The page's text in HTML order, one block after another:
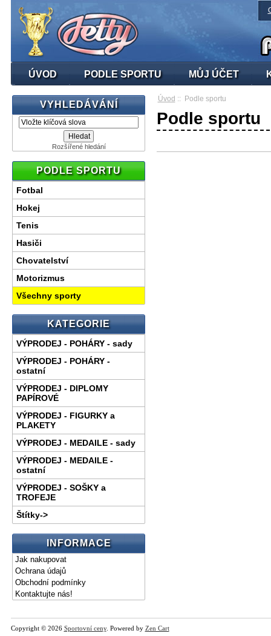
ÚVOD PODLE SPORTU MŮJ ÚČET
VYHLEDÁVÁNÍ
Rozšířené hledání
PODLE SPORTU
Fotbal
Hokej
Tenis
Hasiči
Chovatelství
Motorizmus
Všechny sporty
KATEGORIE
VÝPRODEJ - POHÁRY - sady
VÝPRODEJ - POHÁRY -
ostatní
VÝPRODEJ - DIPLOMY
PAPÍROVÉ
VÝPRODEJ - FIGURKY a
PLAKETY
VÝPRODEJ - MEDAILE - sady
VÝPRODEJ - MEDAILE -
ostatní
VÝPRODEJ - SOŠKY a
TROFEJE
Štítky->
INFORMACE
Jak nakupovat
Ochrana údajů
Obchodní podmínky
Kontaktujte nás!
Úvod :: Podle sportu
Podle sportu
Copyright © 2026 Sportovní ceny. Powered by Zen Cart